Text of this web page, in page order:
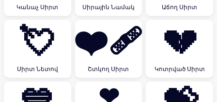
Կանաչ Սիրտ Սիրային Նամակ Աճող Սիրտ
💘
Սիրտ Նետով
❤️‍🩹
Շտկող Սիրտ
💔
Կոտրված Սիրտ